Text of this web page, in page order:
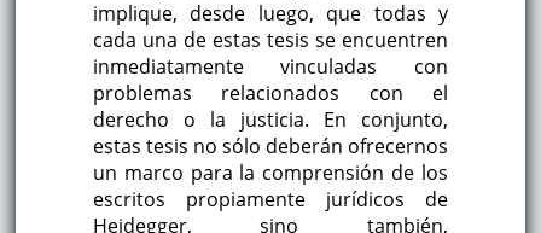
implique, desde luego, que todas y
cada una de estas tesis se encuentren
inmediatamente vinculadas con
problemas relacionados con el
derecho o la justicia. En conjunto,
estas tesis no sólo deberán ofrecernos
un marco para la comprensión de los
escritos propiamente jurídicos de
Heidegger, sino también,